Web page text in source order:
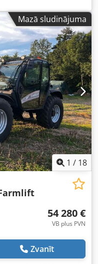
Mazā sludinājuma
1 / 18
54 280 €
VB plus PVN
Zvanīt